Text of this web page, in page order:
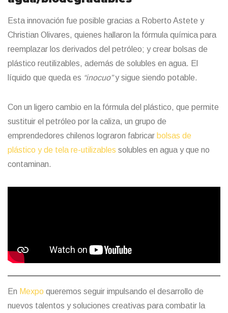
Esta innovación fue posible gracias a Roberto Astete y
Christian Olivares, quienes hallaron la fórmula química para
reemplazar los derivados del petróleo; y crear bolsas de
plástico reutilizables, además de solubles en agua. El
líquido que queda es “inocuo”y sigue siendo potable.
Con un ligero cambio en la fórmula del plástico, que permite
sustituir el petróleo por la caliza, un grupo de
emprendedores chilenos lograron fabricar bolsas de
plástico y de tela re-utilizables solubles en agua y que no
contaminan.
En Mexpo queremos seguir impulsando el desarrollo de
nuevos talentos y soluciones creativas para combatir la